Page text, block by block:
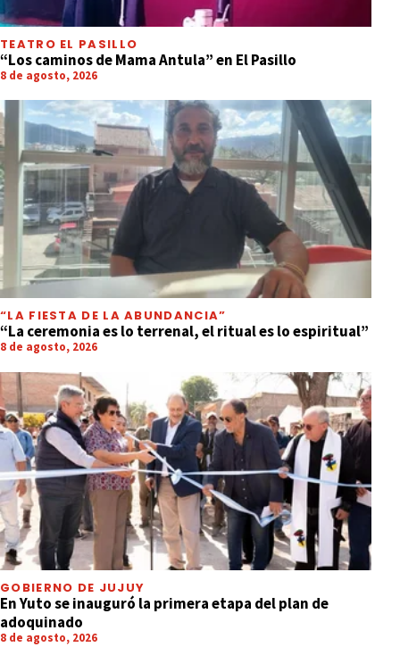
TEATRO EL PASILLO
“Los caminos de Mama Antula” en El Pasillo
8 de agosto, 2026
“LA FIESTA DE LA ABUNDANCIA”
“La ceremonia es lo terrenal, el ritual es lo espiritual”
8 de agosto, 2026
GOBIERNO DE JUJUY
En Yuto se inauguró la primera etapa del plan de
adoquinado
8 de agosto, 2026